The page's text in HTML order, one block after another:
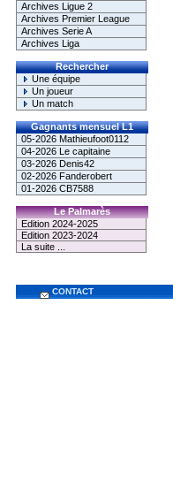
Archives Ligue 2
Archives Premier League
Archives Serie A
Archives Liga
Rechercher
Une équipe
Un joueur
Un match
Gagnants mensuel L1
05-2026 Mathieufoot0112
04-2026 Le capitaine
03-2026 Denis42
02-2026 Fanderobert
01-2026 CB7588
Le Palmarès
Edition 2024-2025
Edition 2023-2024
La suite ...
CONTACT